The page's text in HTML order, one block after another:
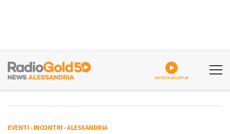
ASCOLTA GOLDPLAY
EVENTI-INCONTRI-ALESSANDRIA